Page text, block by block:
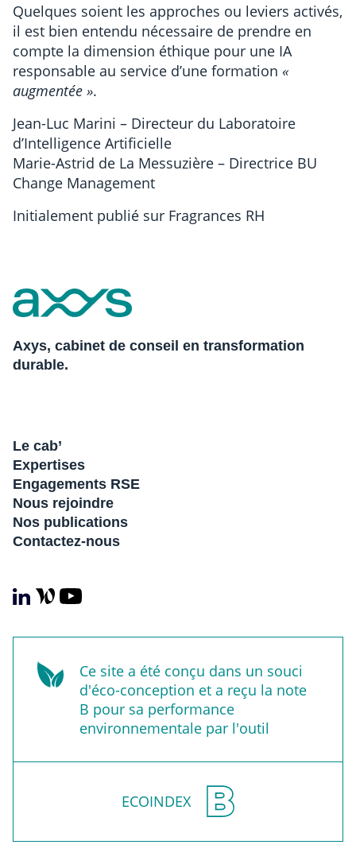
Quelques soient les approches ou leviers activés,
il est bien entendu nécessaire de prendre en
compte la dimension éthique pour une IA
responsable au service d’une formation «
augmentée ».
Jean-Luc Marini – Directeur du Laboratoire
d’Intelligence Artificielle
Marie-Astrid de La Messuzière – Directrice BU
Change Management
Initialement publié sur Fragrances RH
Axys, cabinet de conseil en transformation
durable.
Le cab’
Expertises
Engagements RSE
Nous rejoindre
Nos publications
Contactez-nous
Ce site a été conçu dans un souci
d'éco-conception et a reçu la note
B pour sa performance
environnementale par l'outil
ECOINDEX